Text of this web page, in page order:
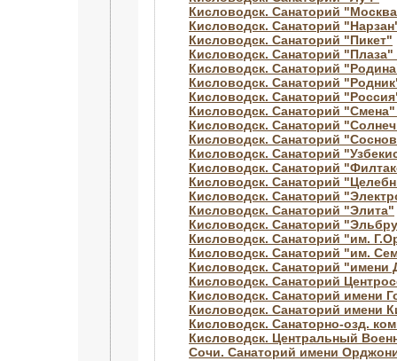
Кисловодск. Санаторий
Кисловодск. Санаторий
Кисловодск. Санаторий "Пикет"
Кисловодск. Санаторий "Плаза"
Кисловодск. Санаторий
Кисловодск. Санаторий
Кисловодск. Санаторий
Кисловодск. Санаторий "Смена"
Кисловодск. Санаторий
Кисловодск. Санаторий
Кисловодск. Санаторий
Кисловодск. Санаторий
Кисловодск. Санаторий
Кисловодск. Санаторий
Кисловодск. Санаторий "Элита"
Кисловодск. Санаторий
Кисловодск. Санаторий "им.
Кисловодск. Санаторий "им.
Кисловодск. Санаторий "имени
Кисловодск. Санаторий
Кисловодск. Санаторий имени
Кисловодск. Санаторий имени
Кисловодск. Санаторно-озд.
Кисловодск. Центральный
Сочи. Санаторий имени